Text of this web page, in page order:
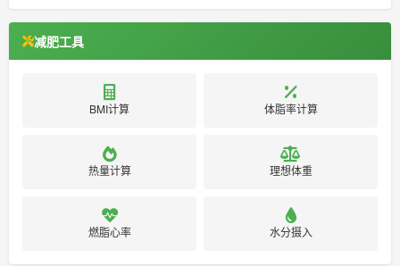
减肥工具
BMI计算 体脂率计算
热量计算 理想体重
燃脂心率 水分摄入